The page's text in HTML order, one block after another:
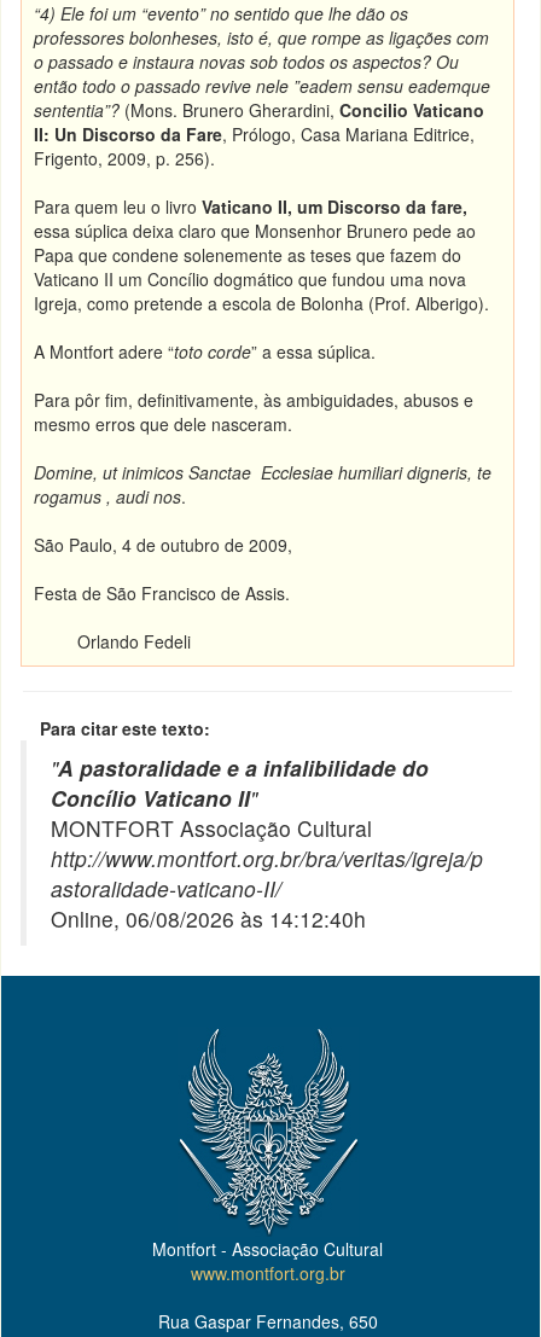
“4) Ele foi um “evento” no sentido que lhe dão os
professores bolonheses, isto é, que rompe as ligações com
o passado e instaura novas sob todos os aspectos? Ou
então todo o passado revive nele ”eadem sensu eademque
sententia”? (Mons. Brunero Gherardini,Concilio Vaticano
II: Un Discorso da Fare, Prólogo, Casa Mariana Editrice,
Frigento, 2009, p. 256).
Para quem leu o livroVaticano II, um Discorso da fare,
essa súplica deixa claro que Monsenhor Brunero pede ao
Papa que condene solenemente as teses que fazem do
Vaticano II um Concílio dogmático que fundou uma nova
Igreja, como pretende a escola de Bolonha (Prof. Alberigo).
A Montfort adere “toto corde” a essa súplica.
Para pôr fim, definitivamente, às ambiguidades, abusos e
mesmo erros que dele nasceram.
Domine, ut inimicos Sanctae Ecclesiae humiliari digneris, te
rogamus , audi nos.
São Paulo, 4 de outubro de 2009,
Festa de São Francisco de Assis.
Orlando Fedeli
Para citar este texto:
"A pastoralidade e a infalibilidade do
Concílio Vaticano II"
MONTFORT Associação Cultural
http://www.montfort.org.br/bra/veritas/igreja/p
astoralidade-vaticano-II/
Online, 06/08/2026 às 14:12:40h
Montfort - Associação Cultural
www.montfort.org.br
Rua Gaspar Fernandes, 650